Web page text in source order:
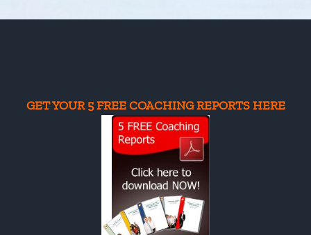
GET YOUR 5 FREE COACHING REPORTS HERE